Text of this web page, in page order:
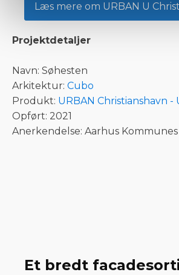
Læs mere om URBAN U
Projektdetaljer
Navn: Søhesten
Arkitektur: Cubo
Produkt: URBAN Christianshavn -
Opført: 2021
Anerkendelse: Aarhus
Et bredt